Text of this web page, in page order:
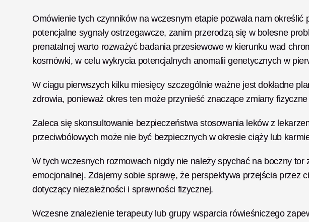
Omówienie tych czynników na wczesnym etapie pozwala nam określić
potencjalne sygnały ostrzegawcze, zanim przerodzą się w bolesne
prenatalnej warto rozważyć badania przesiewowe w kierunku wad
kosmówki, w celu wykrycia potencjalnych anomalii genetycznych w
W ciągu pierwszych kilku miesięcy szczególnie ważne jest dokładne
zdrowia, ponieważ okres ten może przynieść znaczące zmiany
Zaleca się skonsultowanie bezpieczeństwa stosowania leków z
przeciwbólowych może nie być bezpiecznych w okresie ciąży lub
W tych wczesnych rozmowach nigdy nie należy spychać na boczny tor
emocjonalnej. Zdajemy sobie sprawę, że perspektywa przejścia przez
dotyczący niezależności i sprawności fizycznej.
Wczesne znalezienie terapeuty lub grupy wsparcia rówieśniczego